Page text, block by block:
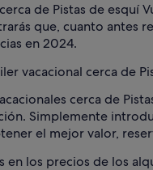
de Pistas de
que, cuanto antes
en 2024.
vacacional cerca de
cerca de
Simplemente
el mejor valor,
en los precios de los